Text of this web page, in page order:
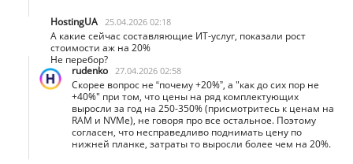
HostingUA 25.04.2026 02:18
А какие сейчас составляющие ИТ-услуг, показали рост
стоимости аж на 20%
Не перебор?
rudenko
27.04.2026 02:58
Скорее вопрос не “почему +20%”, а "как до сих пор не
+40%" при том, что цены на ряд комплектующих
выросли за год на 250-350% (присмотритесь к ценам на
RAM и NVMe), не говоря про все остальное. Поэтому
согласен, что несправедливо поднимать цену по
нижней планке, затраты то выросли более чем на 20%.